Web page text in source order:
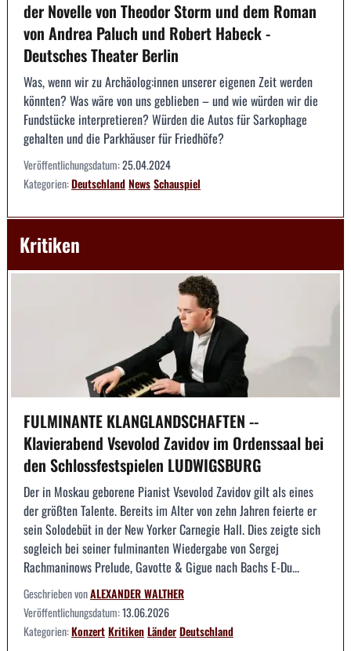
der Novelle von Theodor Storm und dem Roman
von Andrea Paluch und Robert Habeck -
Deutsches Theater Berlin
Was, wenn wir zu Archäolog:innen unserer eigenen Zeit werden
könnten? Was wäre von uns geblieben – und wie würden wir die
Fundstücke interpretieren? Würden die Autos für Sarkophage
gehalten und die Parkhäuser für Friedhöfe?
Veröffentlichungsdatum:25.04.2024
Kategorien:DeutschlandNewsSchauspiel
Kritiken
FULMINANTE KLANGLANDSCHAFTEN --
Klavierabend Vsevolod Zavidov im Ordenssaal bei
den Schlossfestspielen LUDWIGSBURG
Der in Moskau geborene Pianist Vsevolod Zavidov gilt als eines
der größten Talente. Bereits im Alter von zehn Jahren feierte er
sein Solodebüt in der New Yorker Carnegie Hall. Dies zeigte sich
sogleich bei seiner fulminanten Wiedergabe von Sergej
Rachmaninows Prelude, Gavotte & Gigue nach Bachs E-Du...
Geschrieben vonALEXANDER WALTHER
Veröffentlichungsdatum:13.06.2026
Kategorien:KonzertKritikenLänderDeutschland